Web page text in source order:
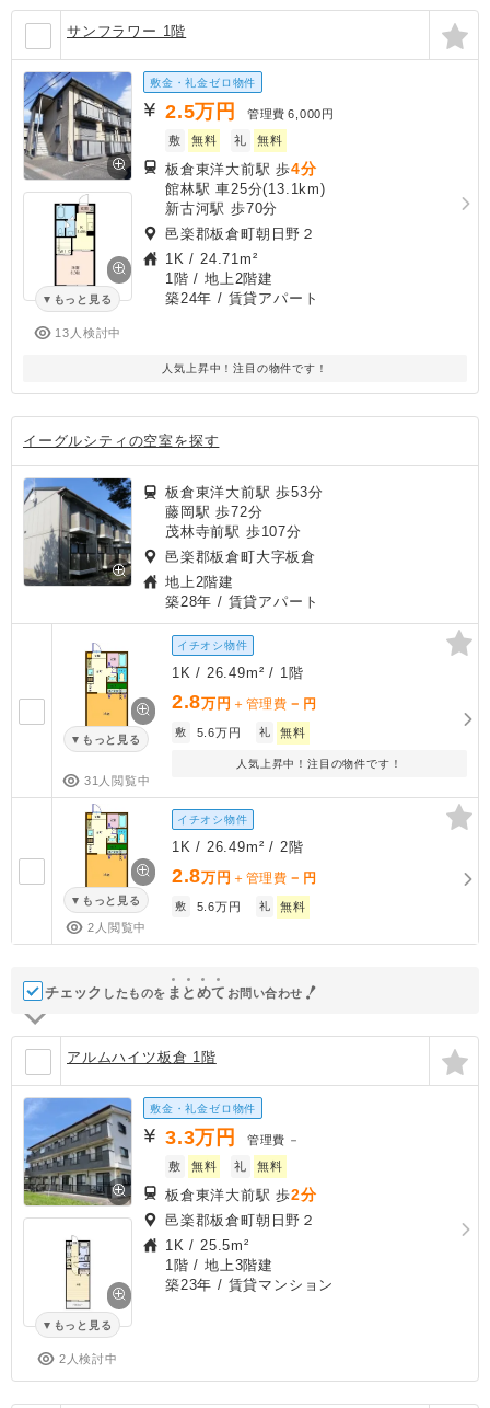
サンフラワー 1階
もっと見る
13人検討中
敷金・礼金ゼロ物件
2.5万円 管理費 6,000円
敷
無料 礼 無料
板倉東洋大前駅 歩4分
館林駅 車25分(13.1km)
新古河駅 歩70分
邑楽郡板倉町朝日野２
1K / 24.71m²
1階 / 地上2階建
築24年 / 賃貸アパート
人気上昇中！注目の物件です！
イーグルシティの空室を探す
板倉東洋大前駅 歩53分
藤岡駅 歩72分
茂林寺前駅 歩107分
邑楽郡板倉町大字板倉
地上2階建
築28年 / 賃貸アパート
もっと見る
31人閲覧中
イチオシ物件
1K / 26.49m² / 1階
2.8万円 ＋管理費 － 円
敷 5.6万円 礼 無料
人気上昇中！注目の物件です！
もっと見る
2人閲覧中
イチオシ物件
1K / 26.49m² / 2階
2.8万円 ＋管理費 － 円
敷 5.6万円 礼 無料
チェック したものを ま と めて お問い合わせ
アルムハイツ板倉 1階
もっと見る
2人検討中
敷金・礼金ゼロ物件
3.3万円 管理費 －
敷
無料 礼 無料
板倉東洋大前駅 歩2分
邑楽郡板倉町朝日野２
1K / 25.5m²
1階 / 地上3階建
築23年 / 賃貸マンション